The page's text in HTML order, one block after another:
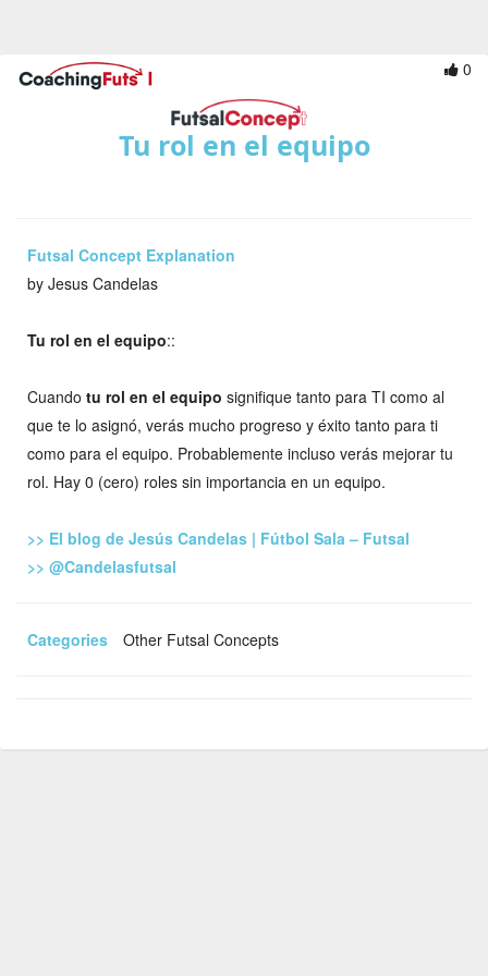
0
Tu rol en el equipo
Futsal Concept Explanation
by Jesus Candelas
Tu rol en el equipo::
Cuando tu rol en el equipo signifique tanto para TI como al
que te lo asignó, verás mucho progreso y éxito tanto para ti
como para el equipo. Probablemente incluso verás mejorar tu
rol. Hay 0 (cero) roles sin importancia en un equipo.
>> El blog de Jesús Candelas | Fútbol Sala – Futsal
>> @Candelasfutsal
Categories Other Futsal Concepts